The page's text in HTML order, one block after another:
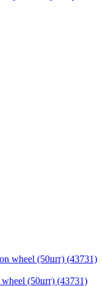
(50шт) (43731)